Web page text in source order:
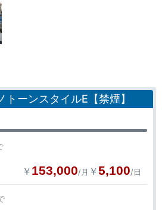
ーンスタイルE【禁煙】
￥ 153,000/月 ￥5,100/日